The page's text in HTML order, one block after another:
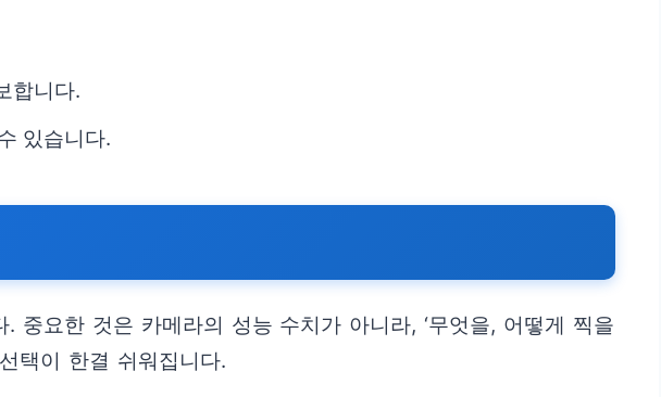
합니다.
있습니다.
요한 것은 카메라의 성능 수치가 아니라, ‘무엇을, 어떻게 찍을
택이 한결 쉬워집니다.